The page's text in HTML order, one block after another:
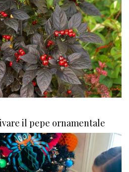
il pepe ornamentale